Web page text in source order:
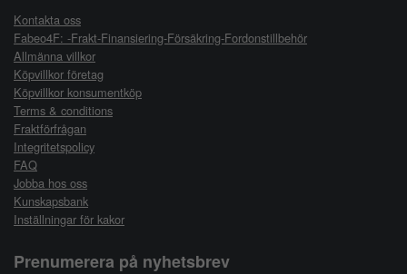
Kontakta oss
Fabeo4F: -Frakt-Finansiering-Försäkring-Fordonstillbehör
Allmänna villkor
Köpvillkor företag
Köpvillkor konsumentköp
Terms & conditions
Fraktförfrågan
Integritetspolicy
FAQ
Jobba hos oss
Kunskapsbank
Inställningar för kakor
Prenumerera på nyhetsbrev